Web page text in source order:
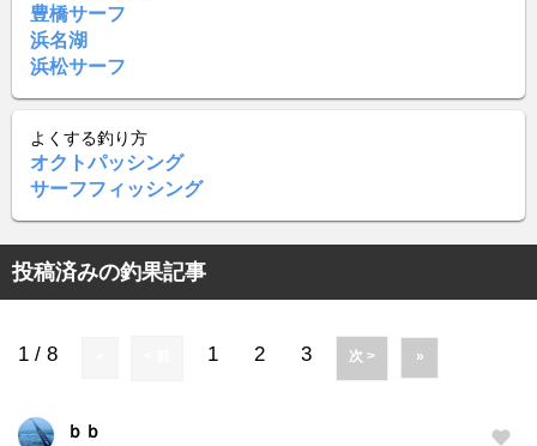
豊橋サーフ
浜名湖
浜松サーフ
よくする釣り方
オクトパッシング
サーフフィッシング
投稿済みの釣果記事
1 / 8 1 2 3 次 > »
ｂｂ